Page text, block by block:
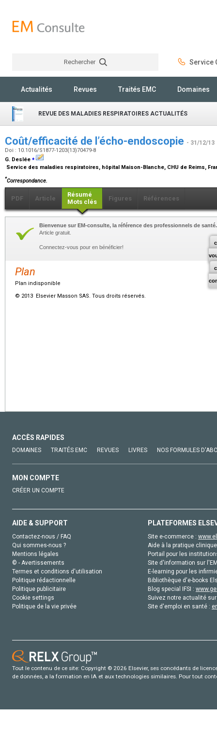
Rechercher Service
Actualités Revues Traités EMC Domaines
REVUE DES MALADIES RESPIRATOIRES ACTUALITÉS
Coût/efficacité de l’écho-endoscopie - 31/12/13
Doi : 10.1016/S1877-1203(13)70479-8
G. Deslée ⁎
Service des maladies respiratoires, hôpital Maison-Blanche, CHU de Reims,
*Correspondance.
PDF Article
Résumé
Mots clés
Figures Références
Bienvenue sur EM-consulte, la référence des professionnels de santé.
Article gratuit.
Connectez-vous pour en bénéficier!
Plan
Plan indisponible
© 2013 Elsevier Masson SAS. Tous droits réservés.
ACCÈS RAPIDES
DOMAINES TRAITÉS EMC REVUES LIVRES NOS FORMULES
MON COMPTE
CRÉER UN COMPTE
AIDE & SUPPORT
Contactez-nous / FAQ
Qui sommes-nous ?
Mentions légales
© - Avertissements
Termes et conditions d'utilisation
Politique rédactionnelle
Politique publicitaire
Cookie settings
Politique de la vie privée
PLATEFORMES
Site e-commerce :
Aide à la pratique
Portail pour les
Site d'information sur
E-learning pour les
Bibliothèque d'e-books
Blog special IFSI :
Suivez notre actualité
Site d'emploi en santé :
Tout le contenu de ce site: Copyright © 2026 Elsevier, ses concédants de
de données, a la formation en IA et aux technologies similaires. Pour tout